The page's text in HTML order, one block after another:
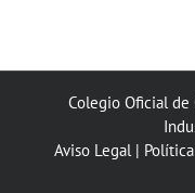
Colegio Oficial de
Aviso Legal|